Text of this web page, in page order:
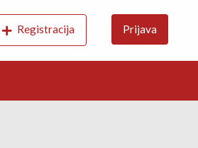
Registracija Prijava